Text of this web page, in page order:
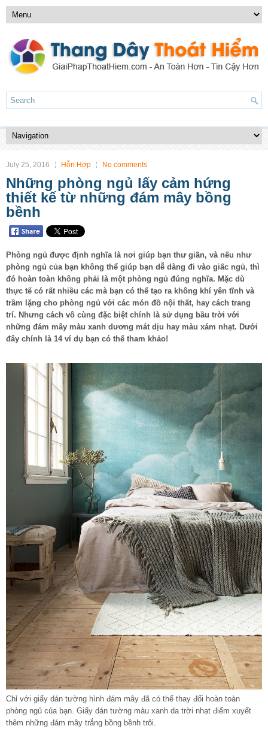
July 25, 2016 Hỗn Hợp No comments
Những phòng ngủ lấy cảm hứng
thiết kế từ những đám mây bồng
bềnh
Phòng ngủ được định nghĩa là nơi giúp bạn thư giãn, và nếu như
phòng ngủ của bạn không thể giúp bạn dễ dàng đi vào giấc ngủ, thì
đó hoàn toàn không phải là một phòng ngủ đúng nghĩa. Mặc dù
thực tế có rất nhiều các mà bạn có thể tạo ra không khí yên tĩnh và
trầm lặng cho phòng ngủ với các món đồ nội thất, hay cách trang
trí. Nhưng cách vô cùng đặc biệt chính là sử dụng bầu trời với
những đám mây màu xanh dương mát dịu hay màu xám nhạt. Dưới
đây chính là 14 ví dụ bạn có thể tham khảo!
Chỉ với giấy dán tường hình đám mây đã có thể thay đổi hoàn toàn
phòng ngủ của bạn. Giấy dán tường màu xanh da trời nhạt điểm xuyết
thêm những đám mây trắng bồng bềnh trôi.